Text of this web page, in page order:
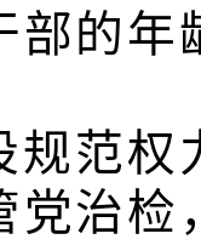
部的年
规范权
党治检